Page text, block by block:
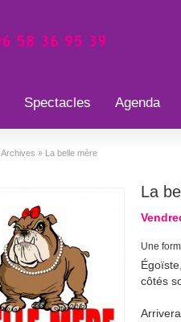
Spectacles Agenda
Archives » La belle mère
La
Une
côtés